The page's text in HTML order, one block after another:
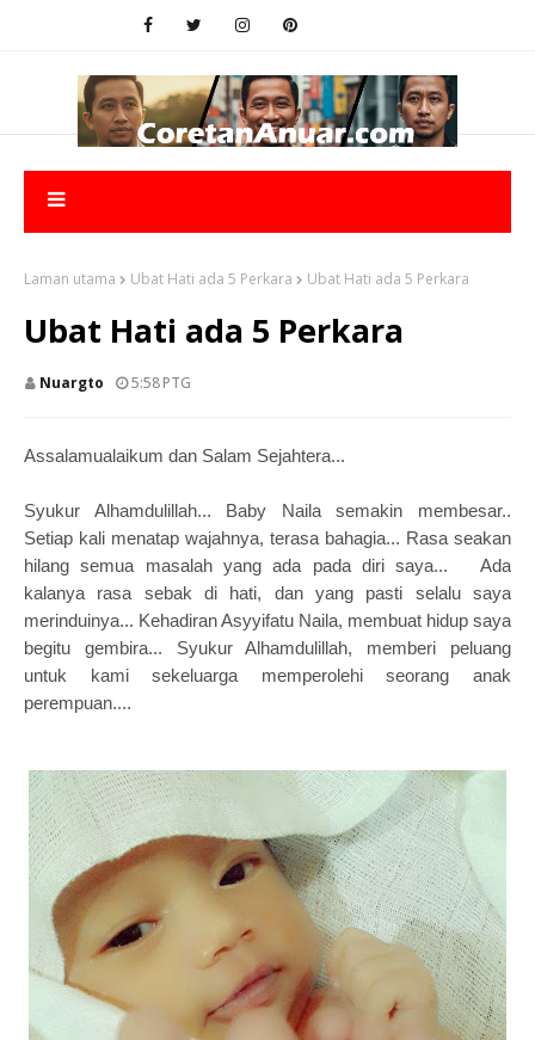
Laman utama Ubat Hati ada 5 Perkara Ubat Hati ada 5 Perkara
Ubat Hati ada 5 Perkara
Nuargto 5:58 PTG
Assalamualaikum dan Salam Sejahtera...
Syukur Alhamdulillah... Baby Naila semakin membesar..
Setiap kali menatap wajahnya, terasa bahagia... Rasa seakan
hilang semua masalah yang ada pada diri saya... Ada
kalanya rasa sebak di hati, dan yang pasti selalu saya
merinduinya... Kehadiran Asyyifatu Naila, membuat hidup saya
begitu gembira... Syukur Alhamdulillah, memberi peluang
untuk kami sekeluarga memperolehi seorang anak
perempuan....